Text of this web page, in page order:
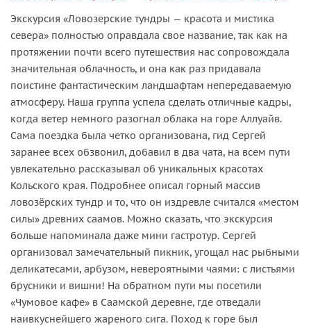
Экскурсия «Ловозерские тундры — красота и мистика
севера» полностью оправдала свое название, так как на
протяжении почти всего путешествия нас сопровождала
значительная облачность, и она как раз придавала
поистине фантастическим ландшафтам непередаваемую
атмосферу. Наша группа успела сделать отличные кадры,
когда ветер немного разогнал облака на горе Аллуайв.
Сама поездка была четко организована, гид Сергей
заранее всех обзвонил, добавил в два чата, на всем пути
увлекательно рассказывал об уникальных красотах
Кольского края. Подробнее описал горный массив
ловозёрских тундр и то, что он издревле считался «местом
силы» древних саамов. Можно сказать, что экскурсия
больше напоминала даже мини гастротур. Сергей
организовал замечательный пикник, угощал нас рыбными
деликатесами, арбузом, невероятными чаями: с листьями
брусники и вишни! На обратном пути мы посетили
«Чумовое кафе» в Саамской деревне, где отведали
наивкуснейшего жареного сига. Поход к горе был